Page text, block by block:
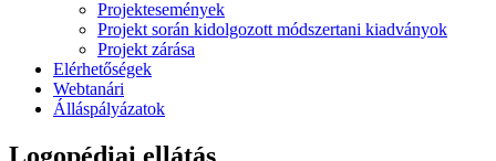
Projektesemények
Projekt során kidolgozott módszertani kiadványok
Projekt zárása
Elérhetőségek
Webtanári
Álláspályázatok